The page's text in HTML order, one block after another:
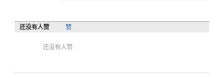
还没有人赞 赞
还没有人赞